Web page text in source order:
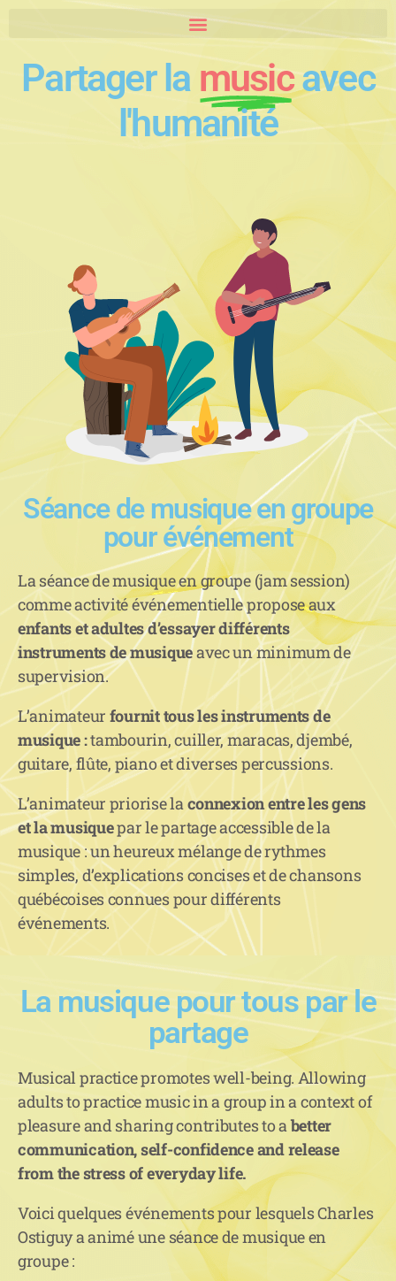
Partager la musicavec
l'humanité
Séance de musique en groupe
pour événement
La séance de musique en groupe (jam session)
comme activité événementielle propose aux
enfants et adultes d’essayer différents
instruments de musiqueavec un minimum de
supervision.
L’animateur fournit tous les instruments de
musique :tambourin, cuiller, maracas, djembé,
guitare, flûte, piano et diverses percussions.
L’animateur priorise laconnexion entre les gens
et la musiquepar le partage accessible de la
musique : un heureux mélange de rythmes
simples, d’explications concises et de chansons
québécoises connues pour différents
événements.
La musique pour tous par le
partage
Musical practice promotes well-being. Allowing
adults to practice music in a group in a context of
pleasure and sharing contributes to abetter
communication, self-confidence and release
from the stress of everyday life.
Voici quelques événements pour lesquels Charles
Ostiguy a animé une séance de musique en
groupe :